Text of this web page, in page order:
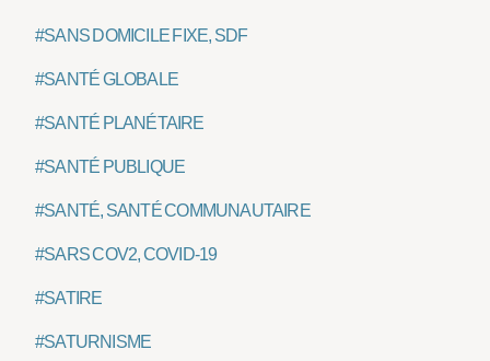
#SANS DOMICILE FIXE, SDF
#SANTÉ GLOBALE
#SANTÉ PLANÉTAIRE
#SANTÉ PUBLIQUE
#SANTÉ, SANTÉ COMMUNAUTAIRE
#SARS COV2, COVID-19
#SATIRE
#SATURNISME